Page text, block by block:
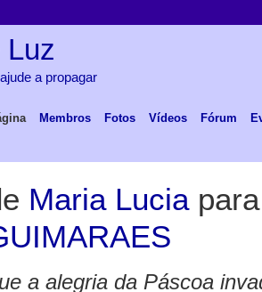
a propagar
Membros Fotos Vídeos Fórum
Maria Lucia
a alegria da Páscoa